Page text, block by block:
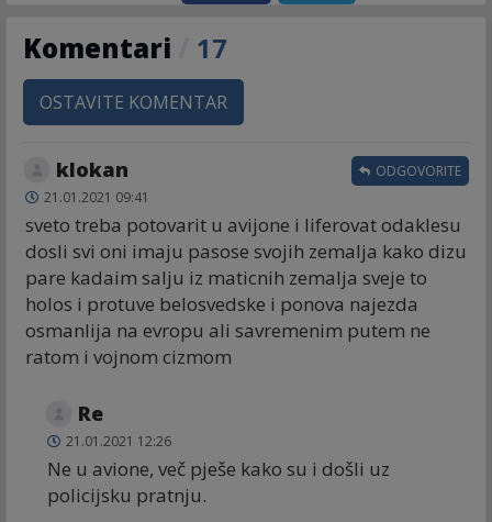
Komentari 17
OSTAVITE KOMENTAR
klokan
21.01.2021 09:41
sveto treba potovarit u avijone i liferovat odaklesu
dosli svi oni imaju pasose svojih zemalja kako dizu
pare kadaim salju iz maticnih zemalja sveje to
holos i protuve belosvedske i ponova najezda
osmanlija na evropu ali savremenim putem ne
ratom i vojnom cizmom
ODGOVORITE
Re
21.01.2021 12:26
Ne u avione, več pješe kako su i došli uz
policijsku pratnju.